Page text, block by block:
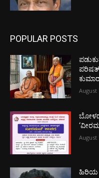
POPULAR POSTS
ಪರಿಷತ್
August
August
ಹಿರಿಯ